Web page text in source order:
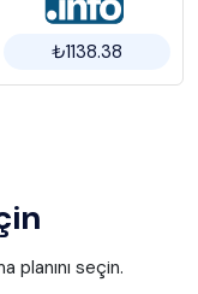
₺1138.38
planını seçin.